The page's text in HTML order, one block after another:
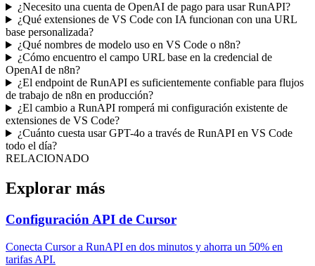
¿Necesito una cuenta de OpenAI de pago para usar RunAPI?
¿Qué extensiones de VS Code con IA funcionan con una URL
base personalizada?
¿Qué nombres de modelo uso en VS Code o n8n?
¿Cómo encuentro el campo URL base en la credencial de
OpenAI de n8n?
¿El endpoint de RunAPI es suficientemente confiable para flujos
de trabajo de n8n en producción?
¿El cambio a RunAPI romperá mi configuración existente de
extensiones de VS Code?
¿Cuánto cuesta usar GPT-4o a través de RunAPI en VS Code
todo el día?
RELACIONADO
Explorar más
Configuración API de Cursor
Conecta Cursor a RunAPI en dos minutos y ahorra un 50% en
tarifas API.